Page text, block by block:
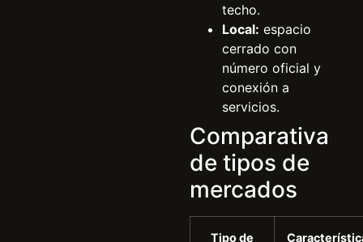
techo.
Local: espacio
cerrado con
número oficial y
conexión a
servicios.
Comparativa
de tipos de
mercados
Tipo de